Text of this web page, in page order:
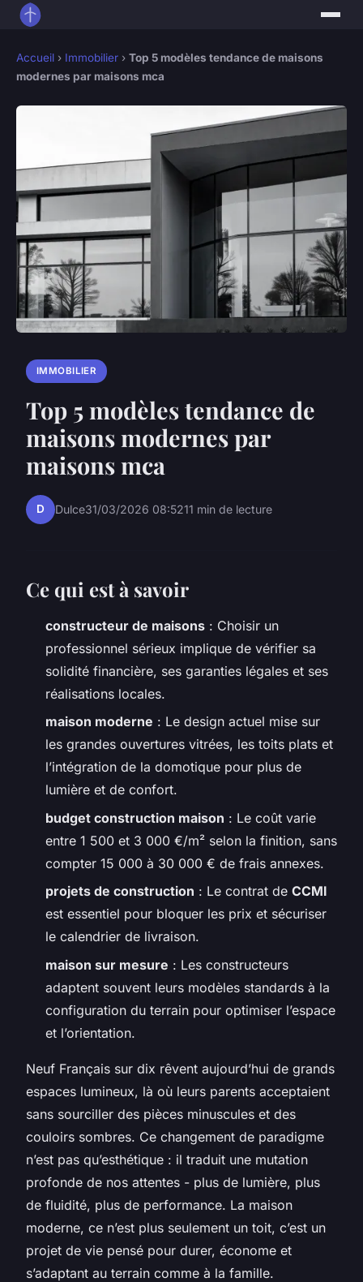
Accueil › Immobilier › Top 5 modèles tendance de maisons
modernes par maisons mca
IMMOBILIER
Top 5 modèles tendance de
maisons modernes par
maisons mca
D Dulce31/03/2026 08:5211 min de lecture
Ce qui est à savoir
constructeur de maisons : Choisir un
professionnel sérieux implique de vérifier sa
solidité financière, ses garanties légales et ses
réalisations locales.
maison moderne : Le design actuel mise sur
les grandes ouvertures vitrées, les toits plats et
l’intégration de la domotique pour plus de
lumière et de confort.
budget construction maison : Le coût varie
entre 1 500 et 3 000 €/m² selon la finition, sans
compter 15 000 à 30 000 € de frais annexes.
projets de construction : Le contrat de CCMI
est essentiel pour bloquer les prix et sécuriser
le calendrier de livraison.
maison sur mesure : Les constructeurs
adaptent souvent leurs modèles standards à la
configuration du terrain pour optimiser l’espace
et l’orientation.
Neuf Français sur dix rêvent aujourd’hui de grands
espaces lumineux, là où leurs parents acceptaient
sans sourciller des pièces minuscules et des
couloirs sombres. Ce changement de paradigme
n’est pas qu’esthétique : il traduit une mutation
profonde de nos attentes - plus de lumière, plus
de fluidité, plus de performance. La maison
moderne, ce n’est plus seulement un toit, c’est un
projet de vie pensé pour durer, économe et
s’adaptant au terrain comme à la famille.